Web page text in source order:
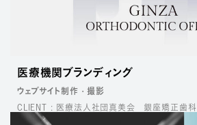
医療機関ブランディング
ウェブサイト制作
撮影
CLIENT : 医療法人社団真美会 銀座矯正歯科